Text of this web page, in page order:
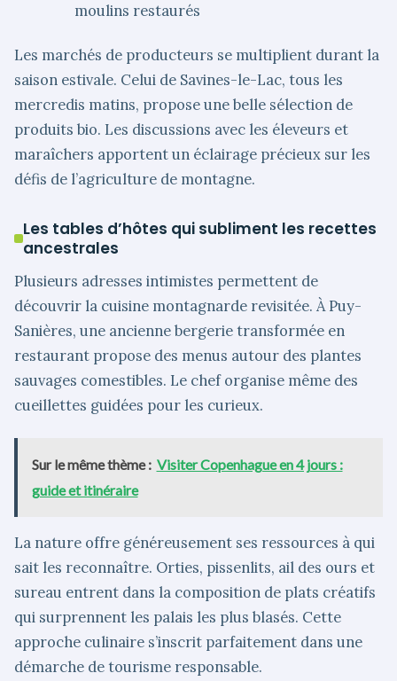
moulins restaurés
Les marchés de producteurs se multiplient durant la
saison estivale. Celui de Savines-le-Lac, tous les
mercredis matins, propose une belle sélection de
produits bio. Les discussions avec les éleveurs et
maraîchers apportent un éclairage précieux sur les
défis de l’agriculture de montagne.
Les tables d’hôtes qui subliment les recettes
ancestrales
Plusieurs adresses intimistes permettent de
découvrir la cuisine montagnarde revisitée. À Puy-
Sanières, une ancienne bergerie transformée en
restaurant propose des menus autour des plantes
sauvages comestibles. Le chef organise même des
cueillettes guidées pour les curieux.
Sur le même thème : Visiter Copenhague en 4 jours :
guide et itinéraire
La nature offre généreusement ses ressources à qui
sait les reconnaître. Orties, pissenlits, ail des ours et
sureau entrent dans la composition de plats créatifs
qui surprennent les palais les plus blasés. Cette
approche culinaire s’inscrit parfaitement dans une
démarche de tourisme responsable.